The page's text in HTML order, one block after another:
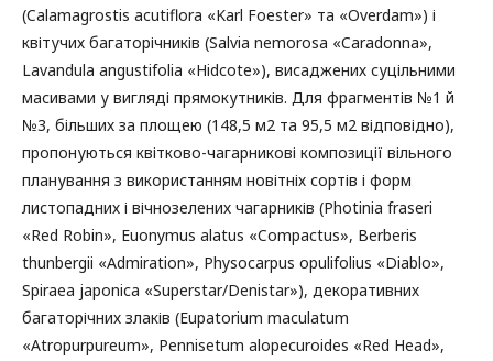
(Calamagrostis acutiflora «Karl Foester» та «Overdam») і
квітучих багаторічників (Salvia nemorosa «Caradonna»,
Lavandula angustifolia «Hidcote»), висаджених суцільними
масивами у вигляді прямокутників. Для фрагментів №1 й
№3, більших за площею (148,5 м2 та 95,5 м2 відповідно),
пропонуються квітково-чагарникові композиції вільного
планування з використанням новітніх сортів і форм
листопадних і вічнозелених чагарників (Photinia fraseri
«Red Robin», Euonymus alatus «Compactus», Berberis
thunbergii «Admiration», Physocarpus opulifolius «Diablo»,
Spiraea japonica «Superstar/Denistar»), декоративних
багаторічних злаків (Eupatorium maculatum
«Atropurpureum», Pennisetum alopecuroides «Red Head»,